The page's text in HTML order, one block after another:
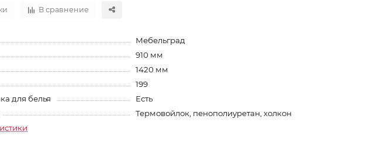
В сравнение
Мебельград
910 мм
1420 мм
199
для белья
Есть
Термовойлок, пенополиуретан, холкон